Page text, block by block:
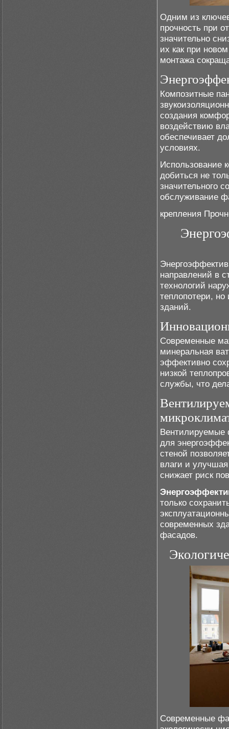
Одним из
прочность при
значительно
их как при
монтажа
Композитные
создания
воздействию
обеспечивает
условиях.
Использование
добиться не
значительного
обслуживание
крепления
направлений в
технологий
теплопотери, но
зданий.
Современные
минеральная
эффективно
низкой
службы, что
Вентилируемые
для
стеной
влаги и
снижает риск
только
современных
фасадов.
Современные